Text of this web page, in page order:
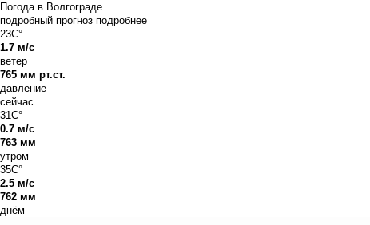
Погода в Волгограде
подробный прогноз подробнее
23C°
1.7 м/с
ветер
765 мм рт.ст.
давление
сейчас
31C°
0.7 м/с
763 мм
утром
35C°
2.5 м/с
762 мм
днём